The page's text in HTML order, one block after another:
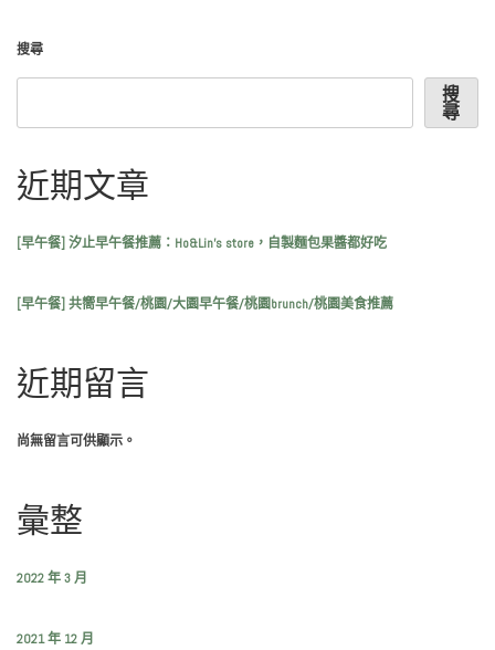
搜尋
搜
尋
近期文章
[早午餐] 汐止早午餐推薦：Ho&Lin’s store，自製麵包果醬都好吃
[早午餐] 共嚮早午餐/桃園/大園早午餐/桃園brunch/桃園美食推薦
近期留言
尚無留言可供顯示。
彙整
2022 年 3 月
2021 年 12 月